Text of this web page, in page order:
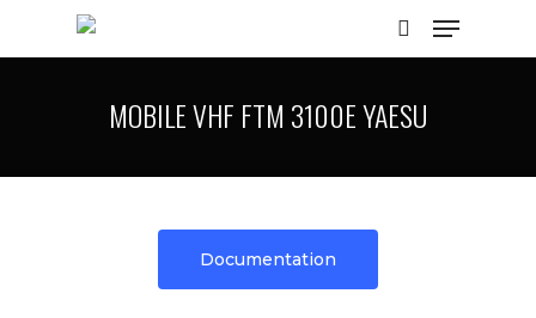
MOBILE VHF FTM 3100E YAESU
Documentation